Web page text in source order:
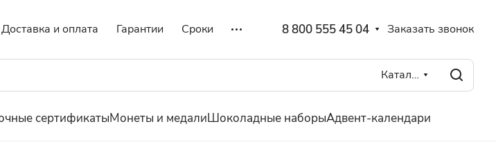
Доставка и оплата Гарантии Сроки 8 800 555 45 04 Заказать звонок
Каталог
сертификатыМонеты и медалиШоколадные наборыАдвент-календари